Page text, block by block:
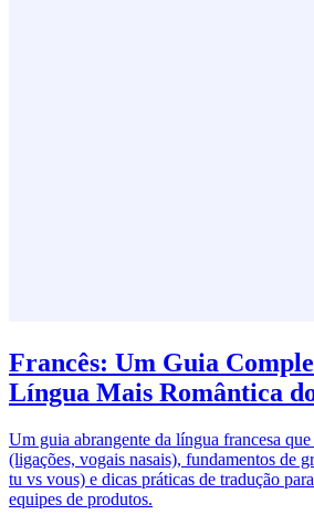
Francês: Um Guia
Língua Mais Romântica
Um guia abrangente da língua francesa
(ligações, vogais nasais), fundamentos de
tu vs vous) e dicas práticas de tradução
equipes de produtos.